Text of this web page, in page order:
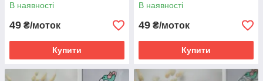
В наявності
49 ₴/моток
Купити
В наявності
49 ₴/моток
Купити